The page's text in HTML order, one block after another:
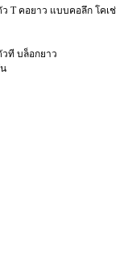
ว T คอยาว แบบคอลึก โคเช่
วที บล็อกยาว